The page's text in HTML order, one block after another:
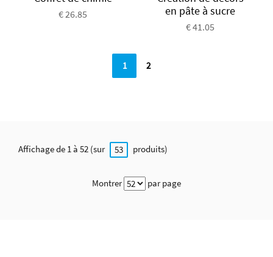
€ 26.85
en pâte à sucre
€ 41.05
1 2
Affichage de 1 à 52 (sur 53 produits)
Montrer par page